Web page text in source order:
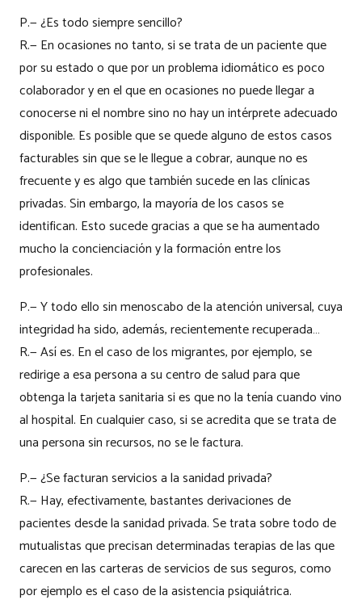
P.— ¿Es todo siempre sencillo?
R.— En ocasiones no tanto, si se trata de un paciente que
por su estado o que por un problema idiomático es poco
colaborador y en el que en ocasiones no puede llegar a
conocerse ni el nombre sino no hay un intérprete adecuado
disponible. Es posible que se quede alguno de estos casos
facturables sin que se le llegue a cobrar, aunque no es
frecuente y es algo que también sucede en las clínicas
privadas. Sin embargo, la mayoría de los casos se
identifican. Esto sucede gracias a que se ha aumentado
mucho la concienciación y la formación entre los
profesionales.
P.— Y todo ello sin menoscabo de la atención universal, cuya
integridad ha sido, además, recientemente recuperada…
R.— Así es. En el caso de los migrantes, por ejemplo, se
redirige a esa persona a su centro de salud para que
obtenga la tarjeta sanitaria si es que no la tenía cuando vino
al hospital. En cualquier caso, si se acredita que se trata de
una persona sin recursos, no se le factura.
P.— ¿Se facturan servicios a la sanidad privada?
R.— Hay, efectivamente, bastantes derivaciones de
pacientes desde la sanidad privada. Se trata sobre todo de
mutualistas que precisan determinadas terapias de las que
carecen en las carteras de servicios de sus seguros, como
por ejemplo es el caso de la asistencia psiquiátrica.